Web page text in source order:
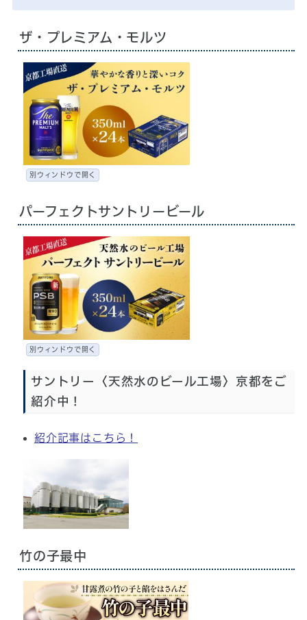
ザ・プレミアム・モルツ
別ウィンドウで開く
パーフェクトサントリービール
別ウィンドウで開く
サントリー〈天然水のビール工場〉京都をご
紹介中！
紹介記事はこちら！
竹の子最中